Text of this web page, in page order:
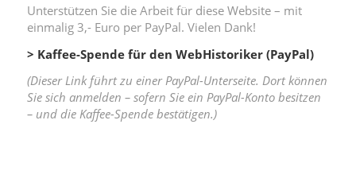
Unterstützen Sie die Arbeit für diese Website – mit
einmalig 3,- Euro per PayPal. Vielen Dank!
> Kaffee-Spende für den WebHistoriker (PayPal)
(Dieser Link führt zu einer PayPal-Unterseite. Dort können
Sie sich anmelden – sofern Sie ein PayPal-Konto besitzen
– und die Kaffee-Spende bestätigen.)